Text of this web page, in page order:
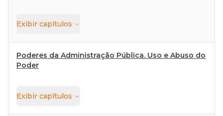
Exibir capítulos
Poderes da Administração Pública. Uso e Abuso do
Poder
Exibir capítulos